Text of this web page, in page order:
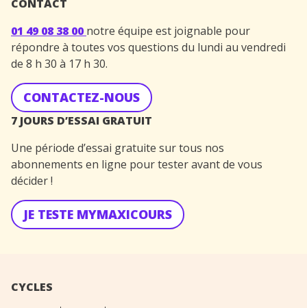
CONTACT
01 49 08 38 00 notre équipe est joignable pour
répondre à toutes vos questions du lundi au vendredi
de 8 h 30 à 17 h 30.
CONTACTEZ-NOUS
7 JOURS D’ESSAI GRATUIT
Une période d’essai gratuite sur tous nos
abonnements en ligne pour tester avant de vous
décider !
JE TESTE MYMAXICOURS
CYCLES